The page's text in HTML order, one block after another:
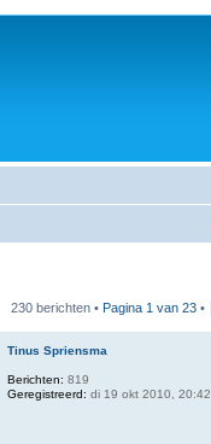
230 berichten • Pagina 1 van 23 •
Tinus Spriensma
Berichten: 819
Geregistreerd: di 19 okt 2010, 20:42